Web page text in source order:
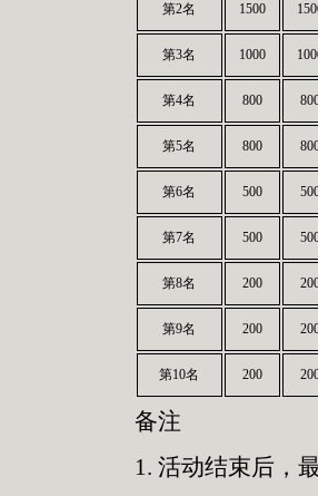
第2名 1500
第3名 1000
第4名 800
第5名 800
第6名 500
第7名 500
第8名 200
第9名 200
第10名 200
备注
1. 活动结束后，